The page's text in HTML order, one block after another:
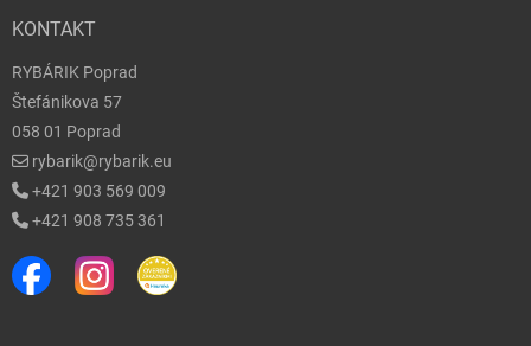
KONTAKT
RYBÁRIK Poprad
Štefánikova 57
058 01 Poprad
rybarik@rybarik.eu
+421 903 569 009
+421 908 735 361